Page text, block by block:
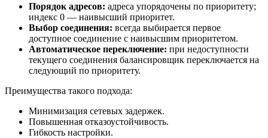
Порядок адресов: адреса упорядочены по приоритету;
индекс 0 — наивысший приоритет.
Выбор соединения: всегда выбирается первое
доступное соединение с наивысшим приоритетом.
Автоматическое переключение: при недоступности
текущего соединения балансировщик переключается на
следующий по приоритету.
Преимущества такого подхода:
Минимизация сетевых задержек.
Повышенная отказоустойчивость.
Гибкость настройки.